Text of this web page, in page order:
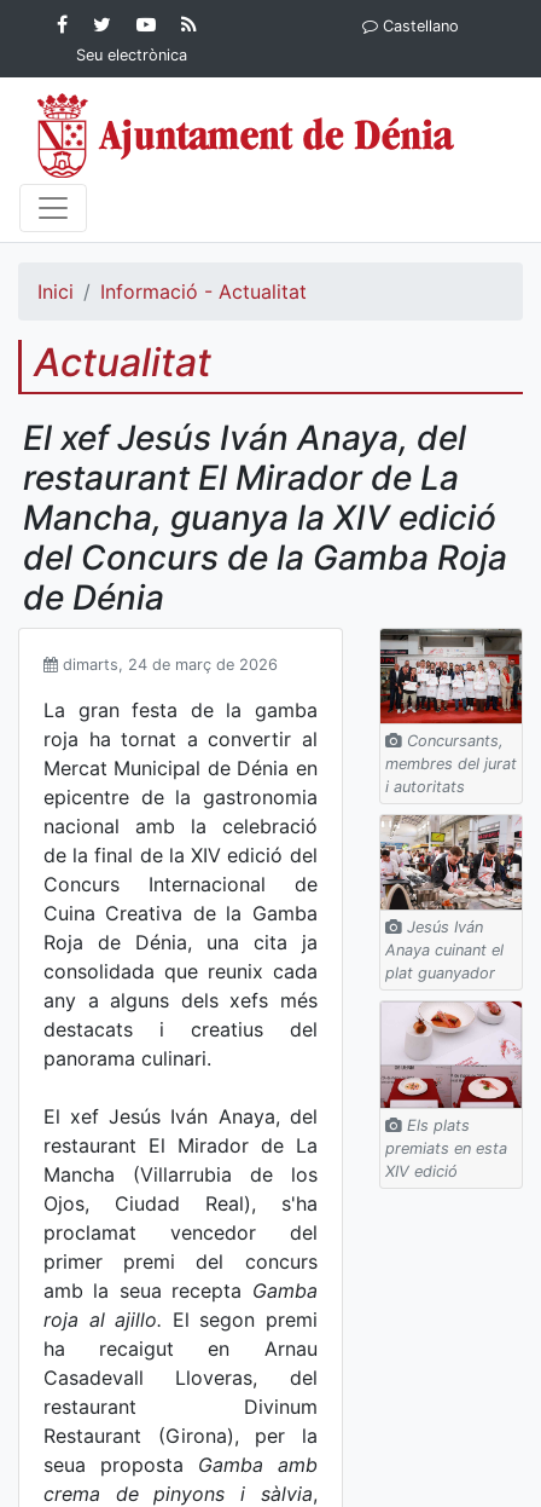
Contingut principalFacebook
Ajuntament de Dénia
Twitter
Ajuntament de
Dénia
YouTube
Ajuntament
de Dénia
Ajuntament
Seu electrònica
Castellano
Inici Informació - Actualitat
Actualitat
El xef Jesús Iván Anaya, del
restaurant El Mirador de La
Mancha, guanya la XIV edició
del Concurs de la Gamba Roja
de Dénia
dimarts, 24 de març de 2026
La gran festa de la gamba
roja ha tornat a convertir al
Mercat Municipal de Dénia en
epicentre de la gastronomia
nacional amb la celebració
de la final de la XIV edició del
Concurs Internacional de
Cuina Creativa de la Gamba
Roja de Dénia, una cita ja
consolidada que reunix cada
any a alguns dels xefs més
destacats i creatius del
panorama culinari.
El xef Jesús Iván Anaya, del
restaurant El Mirador de La
Mancha (Villarrubia de los
Ojos, Ciudad Real), s'ha
proclamat vencedor del
primer premi del concurs
amb la seua recepta Gamba
roja al ajillo. El segon premi
ha recaigut en Arnau
Casadevall Lloveras, del
restaurant Divinum
Restaurant (Girona), per la
seua proposta Gamba amb
crema de pinyons i sàlvia,
Concursants,
membres del jurat
i autoritats
Jesús Iván
Anaya cuinant el
plat guanyador
Els plats
premiats en esta
XIV edició